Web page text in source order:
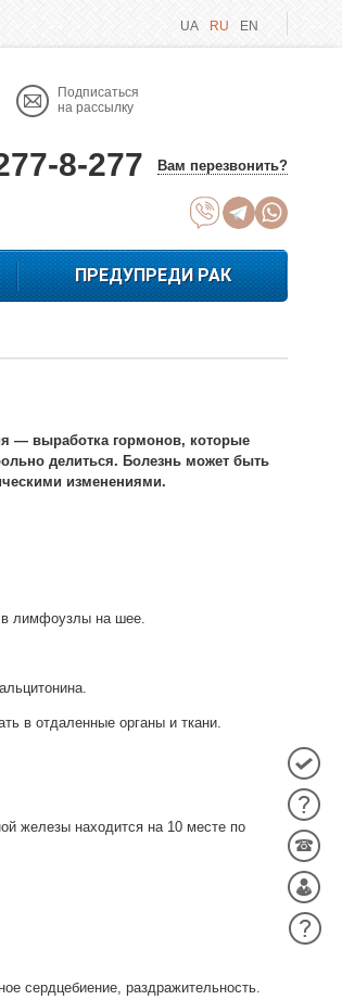
UA RU EN
Подписаться
на рассылку
8-277 Вам перезвонить?
ПРЕДУПРЕДИ РАК
— выработка гормонов, которые
делиться. Болезнь может быть
изменениями.
в лимфоузлы на шее.
в отдаленные органы и ткани.
железы находится на 10 месте по
сердцебиение, раздражительность.